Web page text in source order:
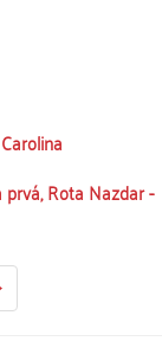
prvá, Rota Nazdar -